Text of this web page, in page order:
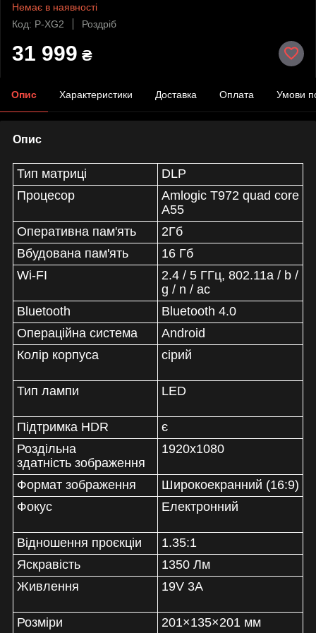
Немає в наявності
Код: P-XG2
Роздріб
31 999 ₴
Опис Характеристики Доставка Оплата Умови
Опис
Тип матриці
DLP
Процесор
Amlogic T972 quad core
A55
Оперативна пам'ять
2Гб
Вбудована пам'ять
16 Гб
Wi-FI
2.4 / 5 ГГц, 802.11a / b /
g / n / ac
Bluetooth
Bluetooth 4.0
Операційна система
Android
Колір корпуса
сірий
Тип лампи LED
Підтримка HDR
є
Роздільна
здатність зображення
1920x1080
Формат зображення
Широкоекранний (16:9)
Фокус
Електронний
Відношення проєкціи
1.35:1
Яскравість
1350 Лм
Живлення
19V 3A
Розміри 201×135×201 мм